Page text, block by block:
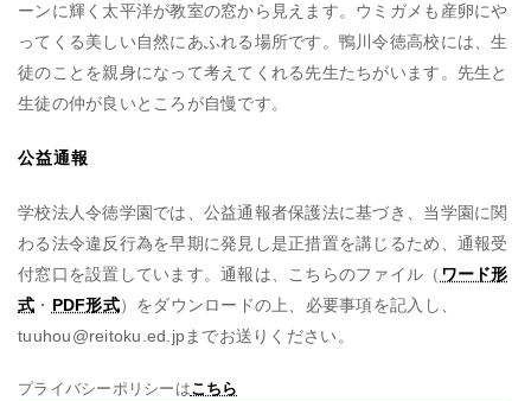
ーンに輝く太平洋が教室の窓から見えます。ウミガメも産卵にや
ってくる美しい自然にあふれる場所です。鴨川令徳高校には、生
徒のことを親身になって考えてくれる先生たちがいます。先生と
生徒の仲が良いところが自慢です。
公益通報
学校法人令徳学園では、公益通報者保護法に基づき、当学園に関
わる法令違反行為を早期に発見し是正措置を講じるため、通報受
付窓口を設置しています。通報は、こちらのファイル（ ワード形
式 ・ PDF形式）をダウンロードの上、必要事項を記入し、
tuuhou@reitoku.ed.jpまでお送りください。
プライバシーポリシーはこちら